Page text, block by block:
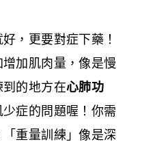
，更要對症下藥！
加肌肉量，像是慢
的地方在心肺功
少症的問題喔！你需
重量訓練」像是深